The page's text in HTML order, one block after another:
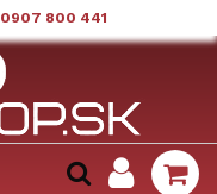
0907 800 441